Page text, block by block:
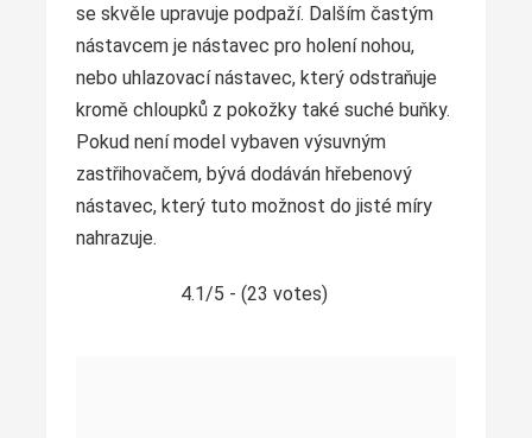
se skvěle upravuje podpaží. Dalším častým
nástavcem je nástavec pro holení nohou,
nebo uhlazovací nástavec, který odstraňuje
kromě chloupků z pokožky také suché buňky.
Pokud není model vybaven výsuvným
zastřihovačem, bývá dodáván hřebenový
nástavec, který tuto možnost do jisté míry
nahrazuje.
4.1/5 - (23 votes)